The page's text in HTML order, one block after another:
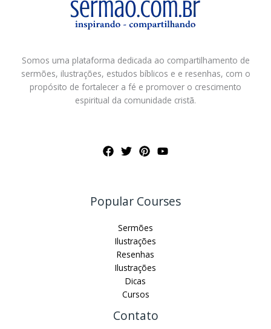
Somos uma plataforma dedicada ao compartilhamento de
sermões, ilustrações, estudos bíblicos e e resenhas, com o
propósito de fortalecer a fé e promover o crescimento
espiritual da comunidade cristã.
Popular Courses
Sermões
Ilustrações
Resenhas
Ilustrações
Dicas
Cursos
Contato